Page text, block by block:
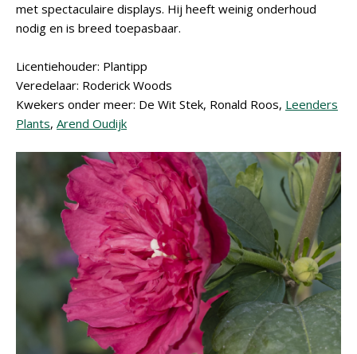
met spectaculaire displays. Hij heeft weinig onderhoud
nodig en is breed toepasbaar.
Licentiehouder: Plantipp
Veredelaar: Roderick Woods
Kwekers onder meer: De Wit Stek, Ronald Roos, Leenders
Plants, Arend Oudijk